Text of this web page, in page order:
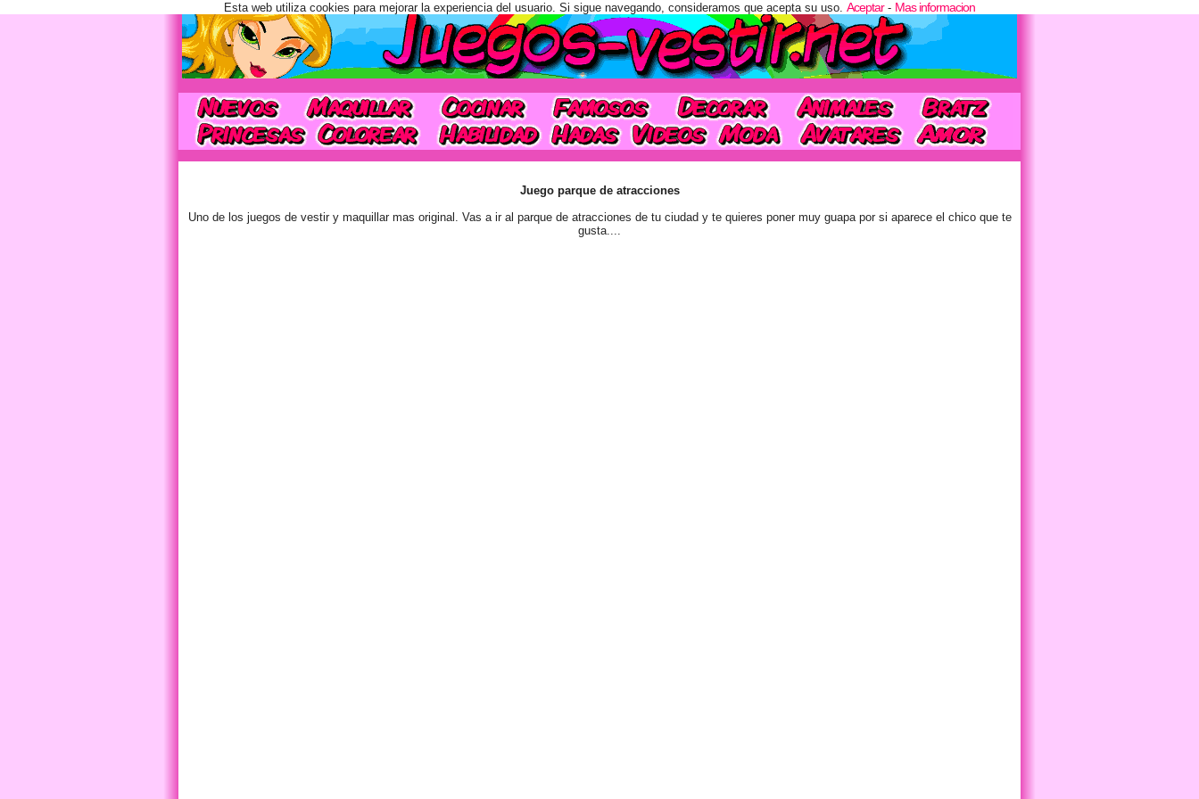
Juego parque de atracciones
Uno de los juegos de vestir y maquillar mas original. Vas a ir al parque de atracciones de tu ciudad y te quieres poner muy guapa por si aparece el chico que te
gusta....
Esta web utiliza cookies para mejorar la experiencia del usuario. Si sigue navegando, consideramos que acepta su uso. Aceptar- Mas informacion